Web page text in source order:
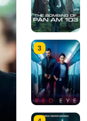
3